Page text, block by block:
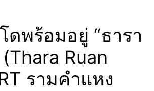
พร้อมอยู่ “ธารา
(Thara Ruan
รามคำแหง